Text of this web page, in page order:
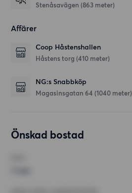
Stenåsavägen (863 meter)
Affärer
Coop Håstenshallen
Håstens torg (410 meter)
NG:s Snabbköp
Magasinsgatan 64 (1040 meter)
Önskad bostad